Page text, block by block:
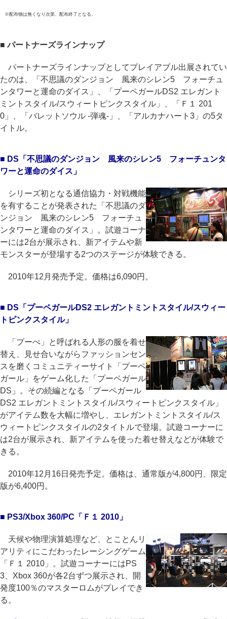
※配布物は無くなり次第、配布終了となる。
■ パートナーズラインナップ
パートナーズラインナップとしてプレイアブル出展されてい
たのは、「不思議のダンジョン 風来のシレン5 フォーチュ
ンタワーと運命のダイス」、「プーペガールDS2 エレガント
ミントスタイル/スウィートピンクスタイル」、「Ｆ１ 201
0」、「バレットソウル -弾魂-」、「アルカナハート3」の5タ
イトル。
■ DS「不思議のダンジョン 風来のシレン5 フォーチュンタ
ワーと運命のダイス」
シリーズ初となる通信協力・対戦機能
を有することが発表された「不思議のダ
ンジョン 風来のシレン5 フォーチュ
ンタワーと運命のダイス」。試遊コーナ
ーには2台が展示され、新アイテムや新
モンスターが登場する2つのステージが体験できる。
2010年12月発売予定。価格は6,090円。
■ DS「プーペガールDS2 エレガントミントスタイル/スウィー
トピンクスタイル」
「プーぺ」と呼ばれる人形の服を着せ
替え、見せ合いながらファッションセン
スを磨くコミュニティーサイト「プーペ
ガール」をゲーム化した「プーペガール
DS」。その続編となる「プーペガール
DS2 エレガントミントスタイル/スウィートピンクスタイル」
がアイテム数を大幅に増やし、エレガントミントスタイル/ス
ウィートピンクスタイルの2タイトルで登場。試遊コーナーに
は2台が展示され、新アイテムを使った着せ替えなどが体験で
きる。
2010年12月16日発売予定。価格は、通常版が4,800円、限定
版が6,400円。
■ PS3/Xbox 360/PC「Ｆ１ 2010」
天候や物理演算処理など、とことんリ
アリティにこだわったレーシングゲーム
「Ｆ１ 2010」。試遊コーナーにはPS
3、Xbox 360が各2台ずつ展示され、開
発度100％のマスターロムがプレイでき
る。